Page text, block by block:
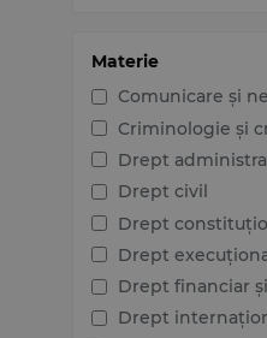
Materie
Comunicare și
Criminologie și
Drept
Drept civil
Drept
Drept
Drept financiar
Drept